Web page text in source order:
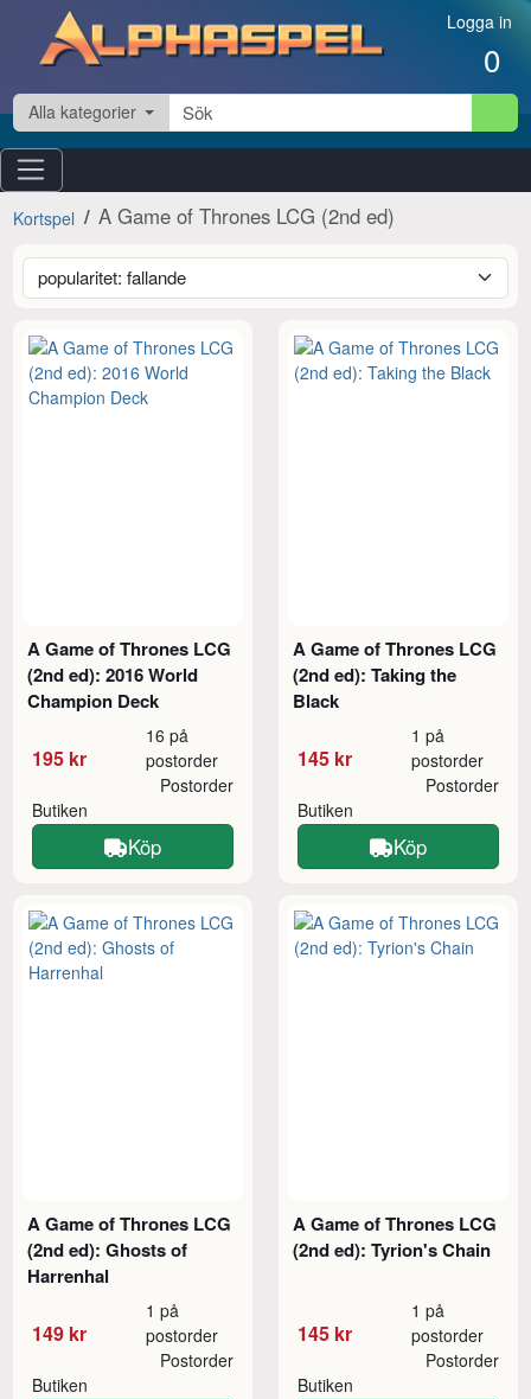
Hoppa till innehåll Logga in
0
Alla kategorier
Kortspel A Game of Thrones LCG (2nd ed)
A Game of Thrones LCG
(2nd ed): 2016 World
Champion Deck
195 kr
16 på
postorder
Butiken
Postorder
Köp
A Game of Thrones LCG
(2nd ed): Taking the
Black
145 kr
1 på
postorder
Butiken
Postorder
Köp
A Game of Thrones LCG
(2nd ed): Ghosts of
Harrenhal
149 kr
1 på
postorder
Butiken
Postorder
A Game of Thrones LCG
(2nd ed): Tyrion's Chain
145 kr
1 på
postorder
Butiken
Postorder